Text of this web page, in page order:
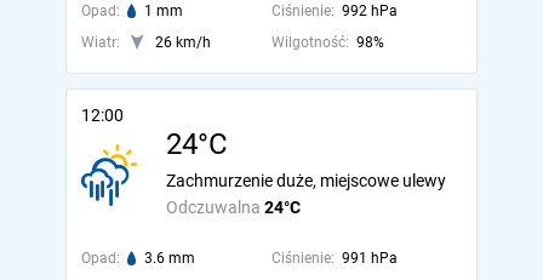
Opad: 1 mm Ciśnienie: 992 hPa
Wiatr:
26 km/h Wilgotność: 98%
12:00
24°C
Odczuwalna 24°C
Zachmurzenie duże, miejscowe ulewy
Opad: 3.6 mm Ciśnienie: 991 hPa